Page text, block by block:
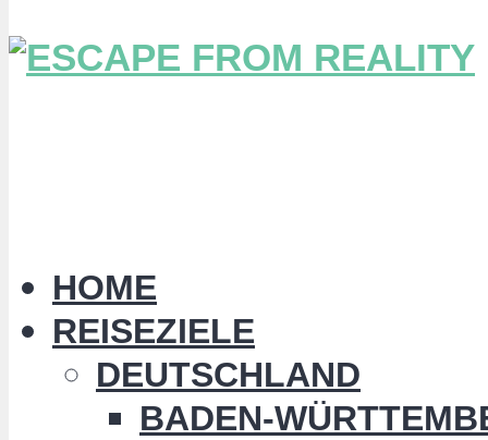
HOME
REISEZIELE
DEUTSCHLAND
BADEN-